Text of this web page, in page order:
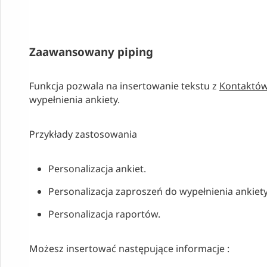
Zaawansowany piping
Funkcja pozwala na insertowanie tekstu z
wypełnienia ankiety.
Przykłady zastosowania
Personalizacja ankiet.
Personalizacja zaproszeń do wypełnienia
Personalizacja raportów.
Możesz insertować następujące informacje :